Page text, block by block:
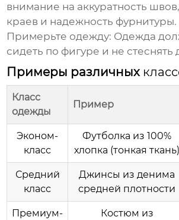
внимание на аккуратность
краев и надежность фурнитуры.
Примерьте одежду: Одежда
сидеть по фигуре и не
Примеры различных
Класс
одежды
Пример
Эконом-
класс
Футболка из 100%
хлопка (тонкая ткань)
Средний
класс
Джинсы из денима
средней плотности
Премиум-
Костюм из